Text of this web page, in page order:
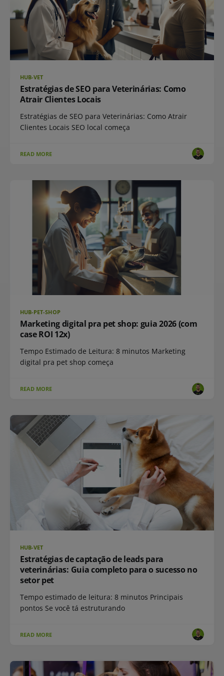
HUB-VET
Estratégias de SEO para Veterinárias: Como
Atrair Clientes Locais
Estratégias de SEO para Veterinárias: Como Atrair
Clientes Locais SEO local começa
READ MORE
HUB-PET-SHOP
Marketing digital pra pet shop: guia 2026 (com
case ROI 12x)
Tempo Estimado de Leitura: 8 minutos Marketing
digital pra pet shop começa
READ MORE
HUB-VET
Estratégias de captação de leads para
veterinárias: Guia completo para o sucesso no
setor pet
Tempo estimado de leitura: 8 minutos Principais
pontos Se você tá estruturando
READ MORE